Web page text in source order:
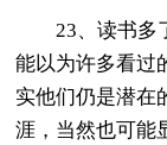
23、读书多
能以为许多看过
实他们仍是潜在
涯，当然也可能